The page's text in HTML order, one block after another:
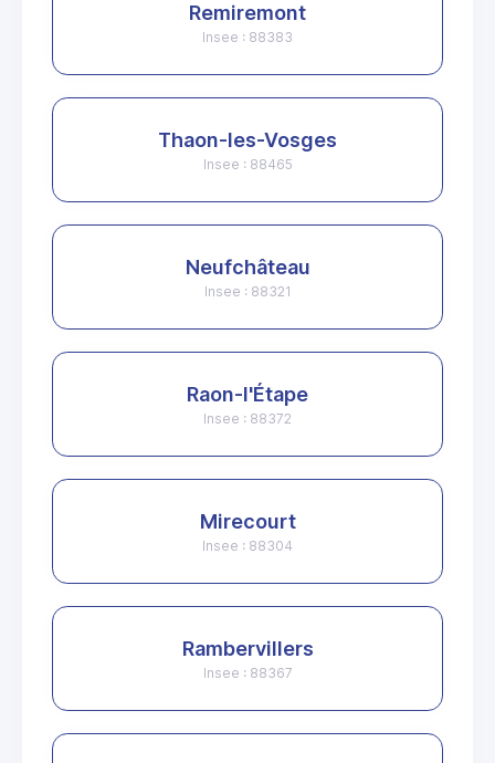
Remiremont
Insee : 88383
Thaon-les-Vosges
Insee : 88465
Neufchâteau
Insee : 88321
Raon-l'Étape
Insee : 88372
Mirecourt
Insee : 88304
Rambervillers
Insee : 88367